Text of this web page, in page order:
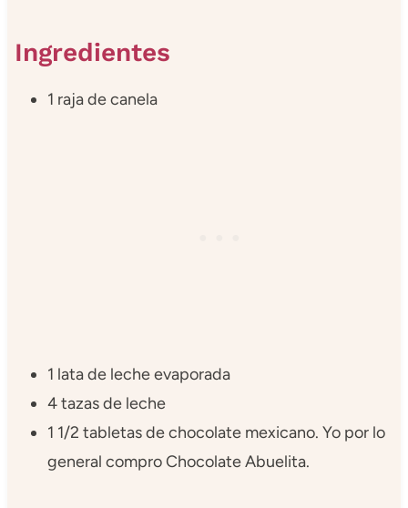
Ingredientes
1 raja de canela
1 lata de leche evaporada
4 tazas de leche
1 1/2 tabletas de chocolate mexicano. Yo por lo
general compro Chocolate Abuelita.